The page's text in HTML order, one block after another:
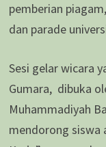
pemberian
dan parade
Sesi gelar wicara
Gumara, dibuka
Muhammadiyah
mendorong siswa